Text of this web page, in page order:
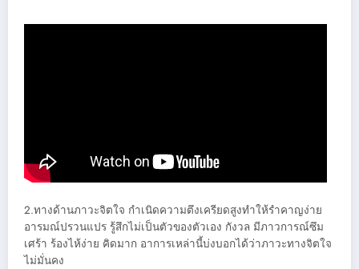
2.ทางด้านภาวะจิตใจ กำเนิดความตึงเครียดสูงทำให้รำคาญง่าย
อารมณ์ปรวนแปร รู้สึกไม่เป็นตัวของตัวเอง กังวล มีภาวการณ์ซึม
เศร้า ร้องไห้ง่าย คิดมาก อาการเหล่านี้บ่งบอกได้ว่าภาวะทางจิตใจ
ไม่มั่นคง